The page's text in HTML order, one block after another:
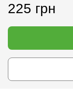
225 грн